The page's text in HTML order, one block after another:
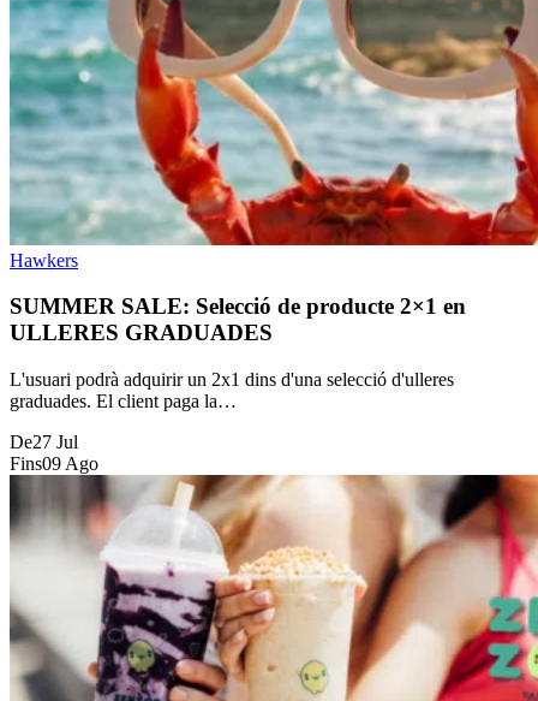
Hawkers
SUMMER SALE: Selecció de producte 2×1 en
ULLERES GRADUADES
L'usuari podrà adquirir un 2x1 dins d'una selecció d'ulleres
graduades. El client paga la…
De27 Jul
Fins09 Ago